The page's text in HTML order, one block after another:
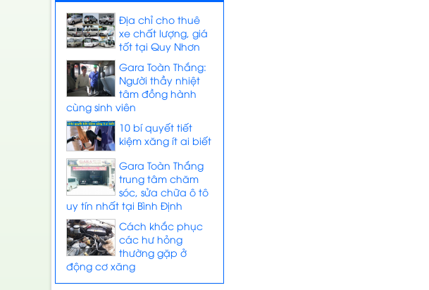
Địa chỉ cho thuê
xe chất lượng, giá
tốt tại Quy Nhơn
Gara Toàn Thắng:
Người thầy nhiệt
tâm đồng hành
cùng sinh viên
10 bí quyết tiết
kiệm xăng ít ai biết
Gara Toàn Thắng
trung tâm chăm
sóc, sửa chữa ô tô
uy tín nhất tại Bình Định
Cách khắc phục
các hư hỏng
thường gặp ở
động cơ xăng